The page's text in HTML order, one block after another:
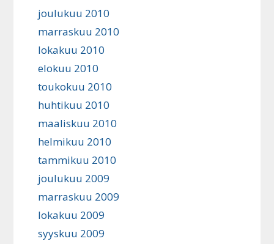
joulukuu 2010
marraskuu 2010
lokakuu 2010
elokuu 2010
toukokuu 2010
huhtikuu 2010
maaliskuu 2010
helmikuu 2010
tammikuu 2010
joulukuu 2009
marraskuu 2009
lokakuu 2009
syyskuu 2009